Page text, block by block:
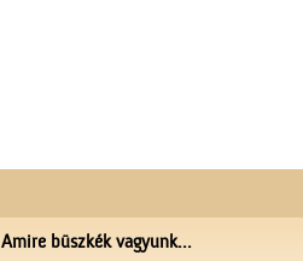
Amire büszkék vagyunk...